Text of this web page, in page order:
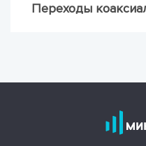
Переходы